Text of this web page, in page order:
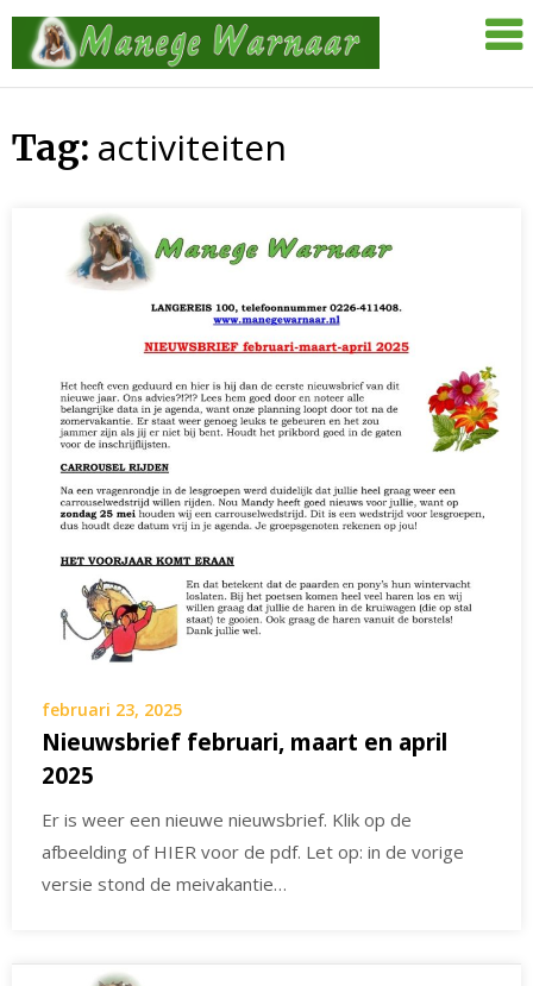
Skip
content
Manege
Tag: activiteiten
februari 23, 2025
Nieuwsbrief februari, maart en april
2025
Er is weer een nieuwe nieuwsbrief. Klik op de
afbeelding of HIER voor de pdf. Let op: in de vorige
versie stond de meivakantie…